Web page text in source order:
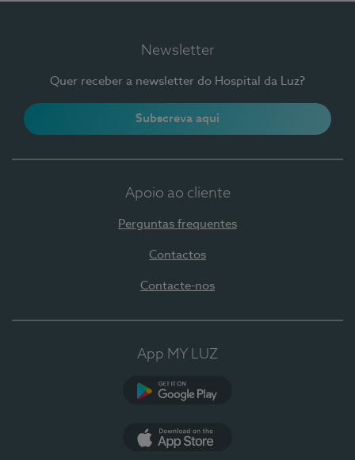
Newsletter
Quer receber a newsletter do Hospital da Luz?
Subscreva aqui
Apoio ao cliente
Perguntas frequentes
Contactos
Contacte-nos
App MY LUZ